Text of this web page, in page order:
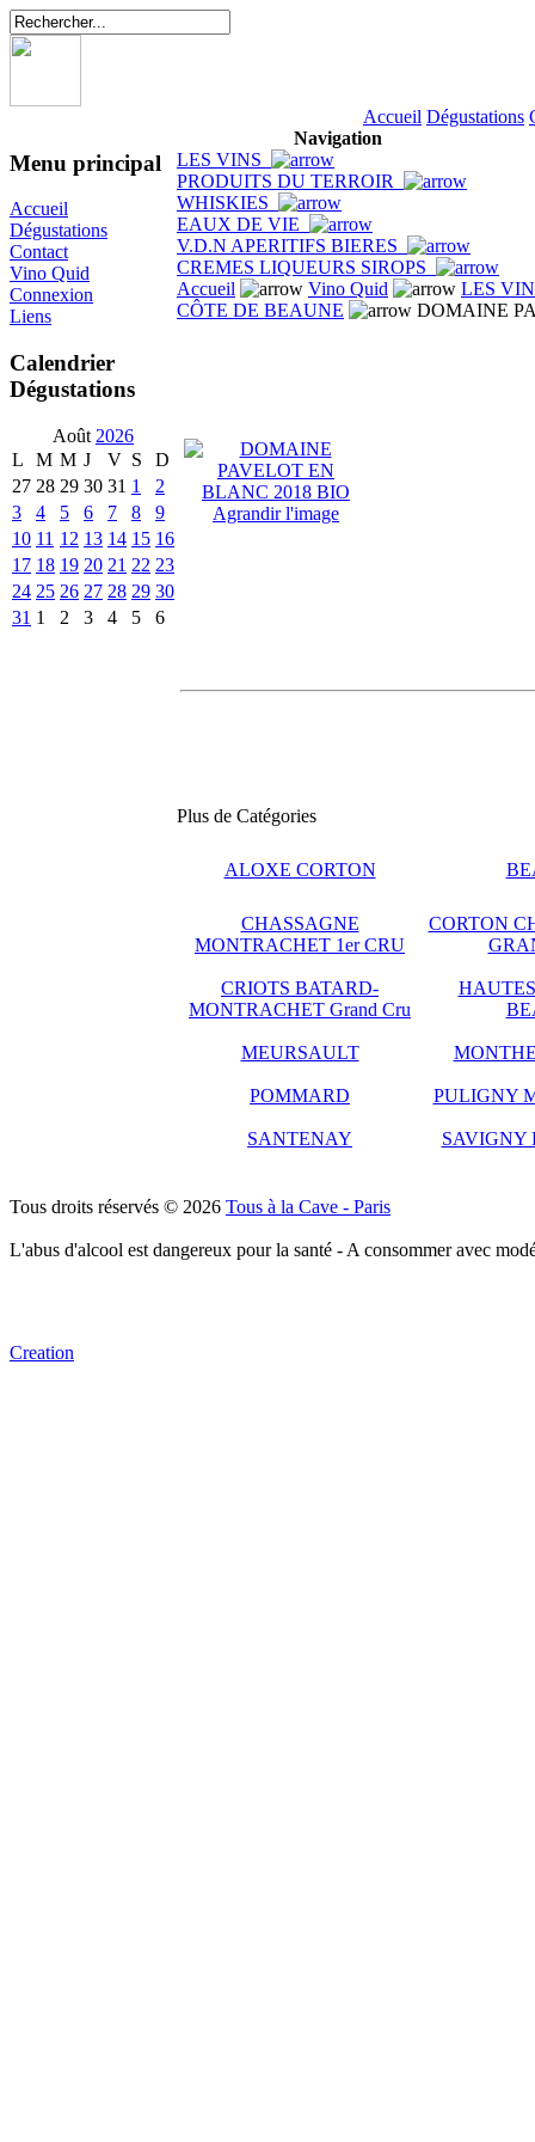
Accueil Dégustations
Menu principal
Accueil
Dégustations
Contact
Vino Quid
Connexion
Liens
Calendrier
Dégustations
Août 2026
L
M M J V S
D
27 28 29 30 31 1
2
3
4 5 6 7 8
9
10 11 12 13 14 15 16
17 18 19 20 21 22 23
24 25 26 27 28 29 30
31 1 2 3 4 5 6
Navigation
LES VINS
PRODUITS DU TERROIR
WHISKIES
EAUX DE VIE
V.D.N APERITIFS BIERES
CREMES LIQUEURS SIROPS
Accueil
Vino Quid
LES
CÔTE DE BEAUNE
DOMAINE
Agrandir l'image
Plus de Catégories
ALOXE CORTON
CHASSAGNE
MONTRACHET 1er CRU
CORTON
CRIOTS BATARD-
MONTRACHET Grand Cru
MEURSAULT
POMMARD PULIGNY
SANTENAY SAVIGNY
Tous droits réservés © 2026 Tous à la Cave - Paris
L'abus d'alcool est dangereux pour la santé - A consommer avec
Creation